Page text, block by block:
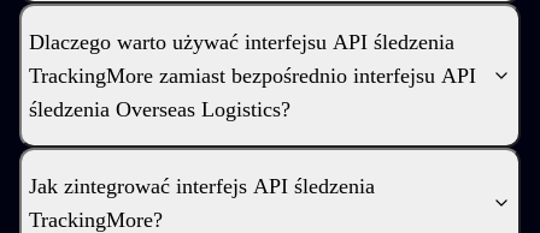
Dlaczego warto używać interfejsu API śledzenia
TrackingMore zamiast bezpośrednio interfejsu API
śledzenia Overseas Logistics?
Jak zintegrować interfejs API śledzenia
TrackingMore?